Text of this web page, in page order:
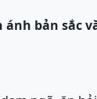
bản sắc